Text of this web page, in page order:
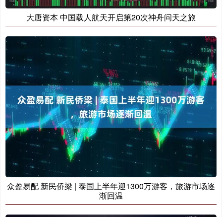
大唐资本 中国载人航天开启第20次神舟问天之旅
众盈易配 新民侨梁 | 泰国上半年迎1300万游客，旅游市场逐
渐回温